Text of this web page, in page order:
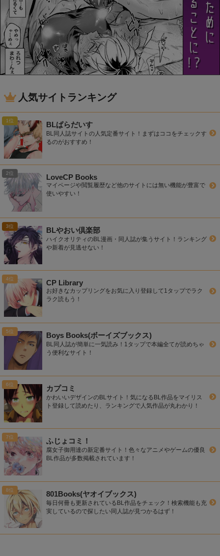
人気サイトランキング
BLぱらだいす
BL同人誌サイトの人気定番サイト！まずはココをチェックす
るのがおすすめ！
LoveCP Books
マイページや閲覧履歴など他のサイトには無い機能が豊富で
使いやすい！
BLやおい倶楽部
ハイクオリティのBL漫画・同人誌が集うサイト！ランキング
や新着が見逃せない！
CP Library
お好きなカップリングをお気に入り登録して1タップでラク
ラク読もう！
Boys Books(ボーイズブックス)
BL同人誌が簡単に一気読み！1タップで本編全てが読めちゃ
う便利なサイト！
カプコミ
かわいいデザインのBLサイト！気になるBL作品をマイリス
ト登録して読めたり、ランキングで人気作品が丸わかり！
ふじょコミ！
腐女子御用達の新定番サイト！色々なアニメやゲームの優良
BL作品が多数掲載されています！
801Books(ヤオイブックス)
毎日何冊も更新されているBL作品をチェック！検索機能も充
実しているので探したい同人誌が見つかるはず！